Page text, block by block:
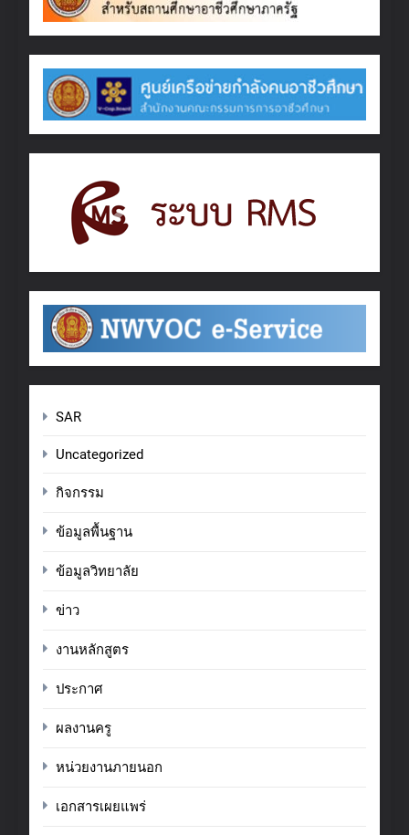
SAR
Uncategorized
กิจกรรม
ข้อมูลพื้นฐาน
ข้อมูลวิทยาลัย
ข่าว
งานหลักสูตร
ประกาศ
ผลงานครู
หน่วยงานภายนอก
เอกสารเผยแพร่